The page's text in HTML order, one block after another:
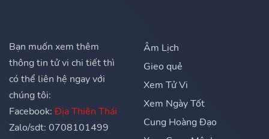
Bạn muốn xem thêm
thông tin tử vi chi tiết thì
có thể liên hệ ngay với
chúng tôi:
Facebook: Địa Thiên Thái
Zalo/sdt: 0708101499
Âm Lịch
Gieo quẻ
Xem Tử Vi
Xem Ngày Tốt
Cung Hoàng Đạo